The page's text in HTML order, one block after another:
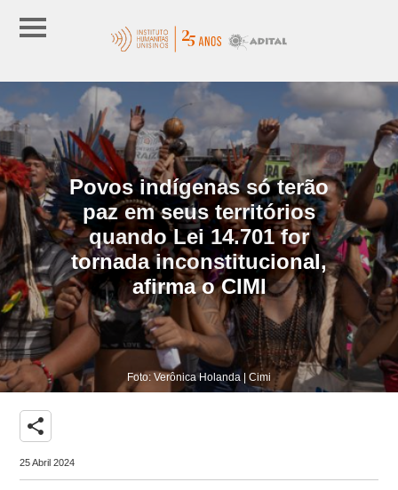
Povos indígenas só terão
paz em seus territórios
quando Lei 14.701 for
tornada inconstitucional,
afirma o CIMI
Foto: Verônica Holanda | Cimi
share
25 Abril 2024